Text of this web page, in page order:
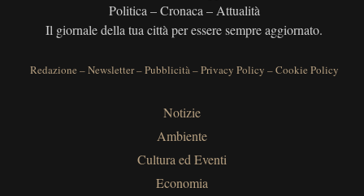
Politica – Cronaca – Attualità
Il giornale della tua città per essere sempre aggiornato.
Redazione –Newsletter–Pubblicità–Privacy Policy –Cookie Policy
Notizie
Ambiente
Cultura ed Eventi
Economia